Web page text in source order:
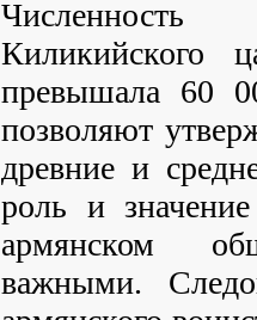
Киликийского
превышала 60
позволяют
древние и
роль и
армянском
важными.